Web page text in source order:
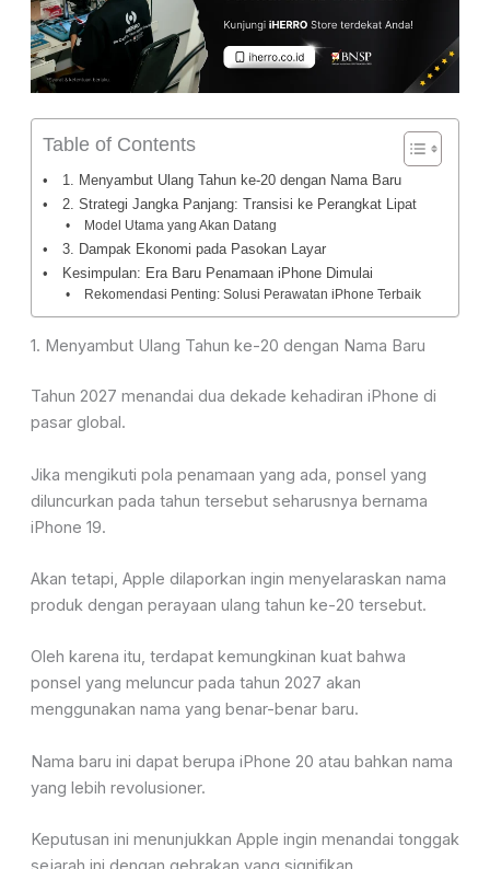
Table of Contents
1. Menyambut Ulang Tahun ke-20 dengan Nama Baru
2. Strategi Jangka Panjang: Transisi ke Perangkat Lipat
Model Utama yang Akan Datang
3. Dampak Ekonomi pada Pasokan Layar
Kesimpulan: Era Baru Penamaan iPhone Dimulai
Rekomendasi Penting: Solusi Perawatan iPhone Terbaik
1. Menyambut Ulang Tahun ke-20 dengan Nama Baru
Tahun 2027 menandai dua dekade kehadiran iPhone di
pasar global.
Jika mengikuti pola penamaan yang ada, ponsel yang
diluncurkan pada tahun tersebut seharusnya bernama
iPhone 19.
Akan tetapi, Apple dilaporkan ingin menyelaraskan nama
produk dengan perayaan ulang tahun ke-20 tersebut.
Oleh karena itu, terdapat kemungkinan kuat bahwa
ponsel yang meluncur pada tahun 2027 akan
menggunakan nama yang benar-benar baru.
Nama baru ini dapat berupa iPhone 20 atau bahkan nama
yang lebih revolusioner.
Keputusan ini menunjukkan Apple ingin menandai tonggak